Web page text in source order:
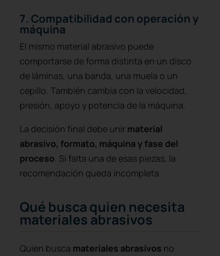
7. Compatibilidad con operación y
máquina
El mismo material abrasivo puede
comportarse de forma distinta en un disco
de láminas, una banda, una muela o un
cepillo. También cambia con la velocidad,
presión, apoyo y potencia de la máquina.
La decisión final debe unir material
abrasivo, formato, máquina y fase del
proceso. Si falta una de esas piezas, la
recomendación queda incompleta.
Qué busca quien necesita
materiales abrasivos
Quien busca materiales abrasivos no